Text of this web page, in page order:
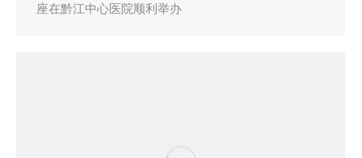
座在黔江中心医院顺利举办